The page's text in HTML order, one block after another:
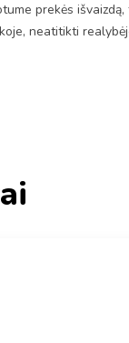
prekės
neatitikti